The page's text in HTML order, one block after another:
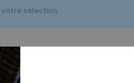
sélection.